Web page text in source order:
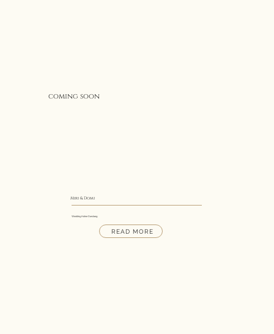
Wedding Hoher Darsberg
READ MORE
Miri & Domi
coming soon